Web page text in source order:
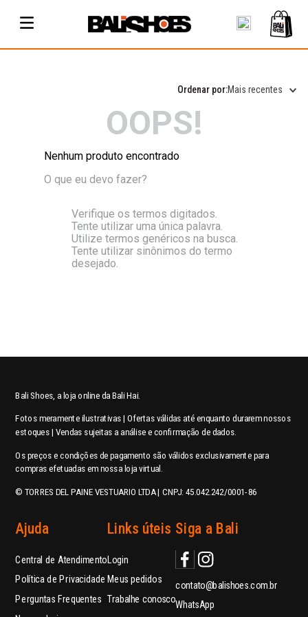
Mais recentes
OOPS!
Nenhum produto encontrado
O que eu devo fazer?
Verifique os termos digitados.
Tente utilizar uma única palavra.
Utilize termos genéricos na busca.
Tente utilizar sinônimos do termo
desejado.
Bali Shoes, a loja online da Bali Hai.
Fotos meramente ilustrativas | Ofertas válidas até enquanto durarem nossos
estoques | Vendas sujeitas a análise e confirmação de dados.
Os preços e condições de pagamento são válidos exclusivamente para
compras efetuadas em nossa loja virtual.
© TORRES DEL PAINE VESTUARIO LTDA | CNPJ: 45.042.242/0001-86
Ajuda
Central de Atendimento
Política de Privacidade
Perguntas Frequentes
Links úteis
Login
Meus pedidos
Trabalhe conosco
Siga a Bali
contato@balishoes.com.br
WhatsApp